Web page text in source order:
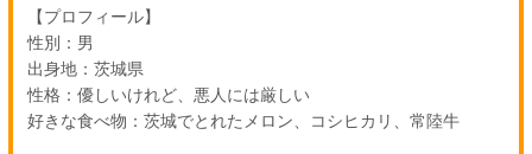
【プロフィール】
性別：男
出身地：茨城県
性格：優しいけれど、悪人には厳しい
好きな食べ物：茨城でとれたメロン、コシヒカリ、常陸牛